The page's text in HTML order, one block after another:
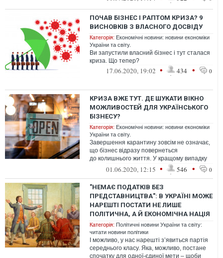
ПОЧАВ БІЗНЕС І РАПТОМ КРИЗА? 9
ВИСНОВКІВ З ВЛАСНОГО ДОСВІДУ
Категорія: Економічні новини: новини економіки
України та світу.
Ви запустили власний бізнес і тут сталася
криза. Що тепер?
17.06.2020, 19:02 • 434 • 0
КРИЗА ВЖЕ ТУТ. ДЕ ШУКАТИ ВІКНО
МОЖЛИВОСТЕЙ ДЛЯ УКРАЇНСЬКОГО
БІЗНЕСУ?
Категорія: Економічні новини: новини економіки
України та світу.
Завершення карантину зовсім не означає,
що бізнес відразу повернеться
до колишнього життя. У кращому випадку
кумулятивний ефект кризи країни
01.06.2020, 12:15 • 546 • 0
"НЕМАЄ ПОДАТКІВ БЕЗ
ПРЕДСТАВНИЦТВА": В УКРАЇНІ МОЖЕ
НАРЕШТІ ПОСТАТИ НЕ ЛИШЕ
ПОЛІТИЧНА, А Й ЕКОНОМІЧНА НАЦІЯ
Категорія: Політичні новини України та світу:
читати новини політики
І можливо, у нас нарешті з’явиться партія
середнього класу. Яка, можливо, постане
спочатку для одної-єдиної мети – щоби